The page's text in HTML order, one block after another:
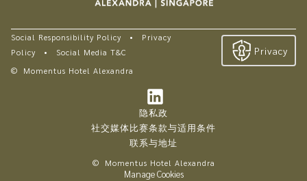
Social Responsibility Policy • Privacy
Policy • Social Media T&C
©
Momentus Hotel Alexandra
Privacy
隐私政
社交媒体比赛条款与适用条件
联系与地址
© Momentus Hotel Alexandra
Manage Cookies